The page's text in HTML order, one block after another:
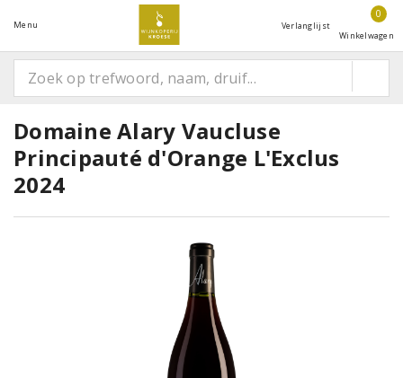
Menu Verlanglijst
0
Winkelwagen
Domaine Alary Vaucluse
Principauté d'Orange L'Exclus
2024